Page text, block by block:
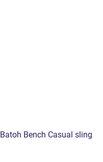
Batoh Bench Casual sling